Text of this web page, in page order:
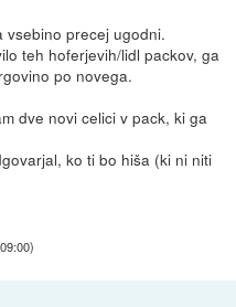
vsebino precej ugodni.
teh hoferjevih/lidl packov, ga
po novega.
dve novi celici v pack, ki ga
ko ti bo hiša (ki ni niti
)